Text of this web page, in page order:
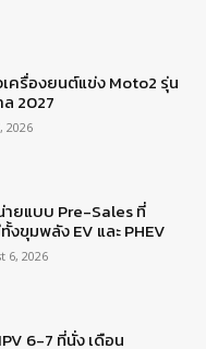
ครื่องยนต์แข่ง Moto2 รุ่น
2027
2026
ายแบบ Pre-Sales ที่
งขุมพลัง EV และ PHEV
6, 2026
6-7 ที่นั่ง เดือน